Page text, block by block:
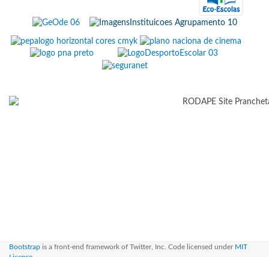
Bootstrap is a front-end framework of Twitter, Inc. Code licensed under MIT